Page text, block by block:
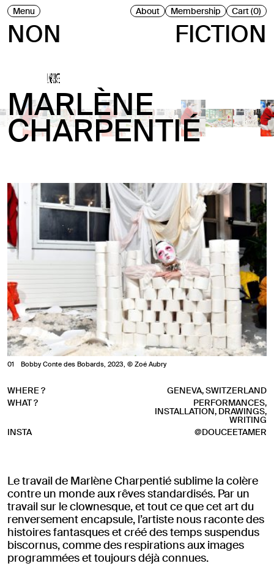
NON FICTION
Menu About Membership Cart (0)
UN•E ARTISTE
MARLÈNE
CHARPENTIÉ
1 Bobby Conte des Bobards, 2023, © Zoé Aubry
WHERE ?
GENEVA, SWITZERLAND
WHAT ?
PERFORMANCES,
INSTALLATION, DRAWINGS,
WRITING
INSTA
@DOUCEETAMER
Le travail de Marlène Charpentié sublime la colère
contre un monde aux rêves standardisés. Par un
travail sur le clownesque, et tout ce que cet art du
renversement encapsule, l’artiste nous raconte des
histoires fantasques et créé des temps suspendus
biscornus, comme des respirations aux images
programmées et toujours déjà connues.